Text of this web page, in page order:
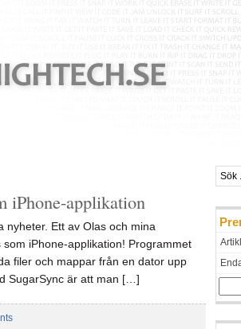
iPhone-applikation
nyheter. Ett av Olas och mina
iPhone-applikation! Programmet
filer och mappar från en dator upp
SugarSync är att man […]